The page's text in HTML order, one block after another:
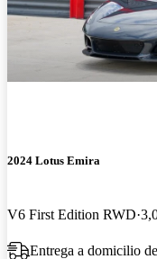
2024 Lotus Emira
V6 First Edition RWD
Entrega a domicilio